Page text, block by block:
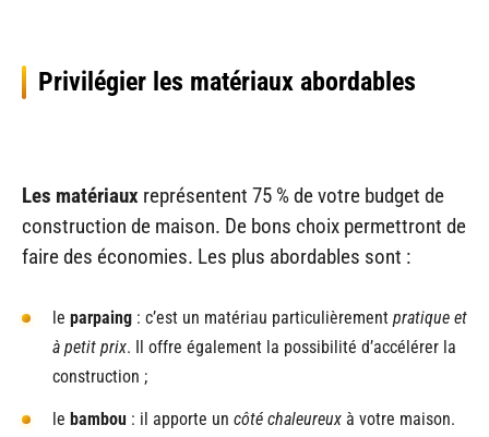
Privilégier les matériaux abordables
Les matériaux représentent 75 % de votre budget de
construction de maison. De bons choix permettront de
faire des économies. Les plus abordables sont :
le parpaing : c’est un matériau particulièrement pratique et
à petit prix. Il offre également la possibilité d’accélérer la
construction ;
le bambou : il apporte un côté chaleureux à votre maison.